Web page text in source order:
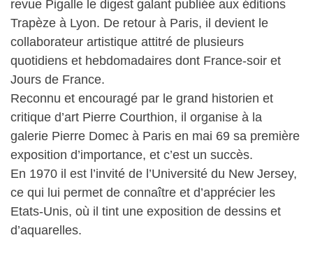
revue Pigalle le digest galant publiée aux éditions
Trapèze à Lyon. De retour à Paris, il devient le
collaborateur artistique attitré de plusieurs
quotidiens et hebdomadaires dont France-soir et
Jours de France.
Reconnu et encouragé par le grand historien et
critique d’art Pierre Courthion, il organise à la
galerie Pierre Domec à Paris en mai 69 sa première
exposition d’importance, et c’est un succès.
En 1970 il est l’invité de l’Université du New Jersey,
ce qui lui permet de connaître et d’apprécier les
Etats-Unis, où il tint une exposition de dessins et
d’aquarelles.